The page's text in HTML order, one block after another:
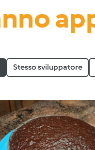
Stesso sviluppatore